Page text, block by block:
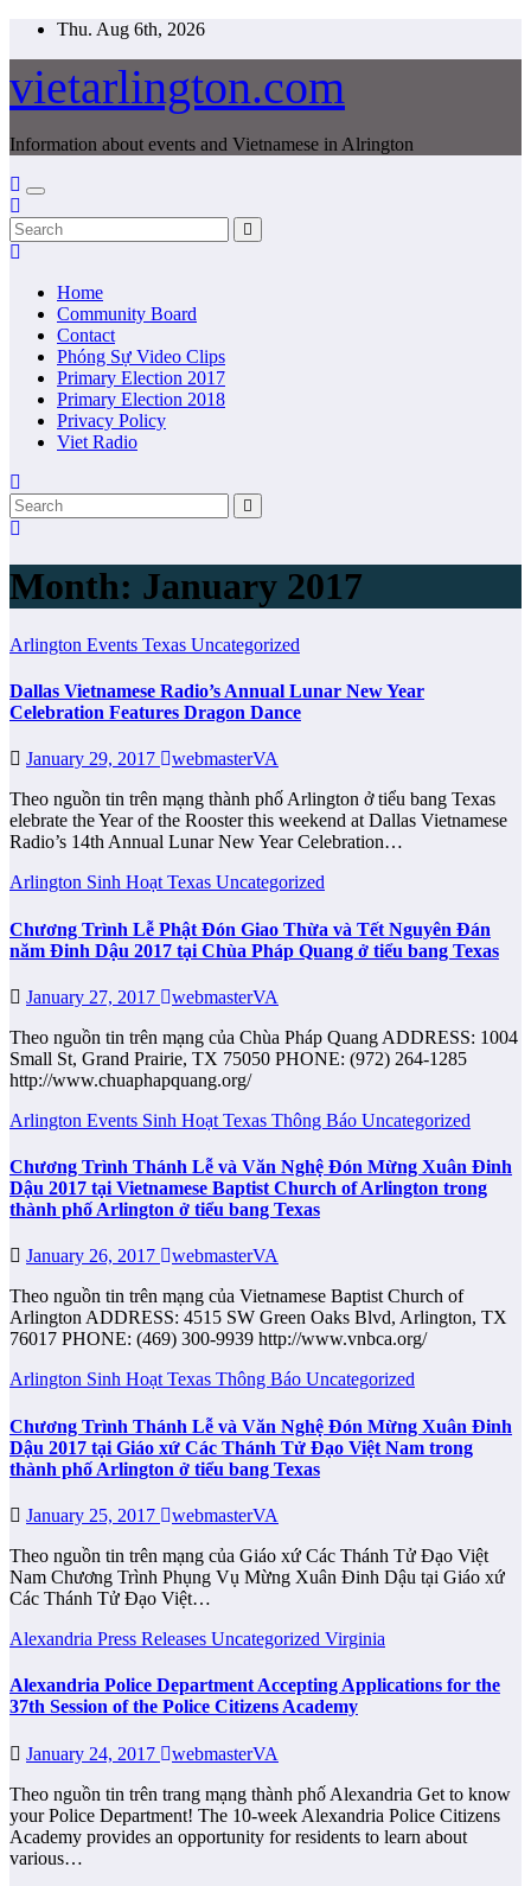
Skip
content
Thu. Aug 6th, 2026
vietarlington.com
Information about events and Vietnamese in Alrington
Home
Community Board
Contact
Phóng Sự Video Clips
Primary Election 2017
Primary Election 2018
Privacy Policy
Viet Radio
Month: January 2017
Arlington Events Texas Uncategorized
Dallas Vietnamese Radio’s Annual Lunar New Year
Celebration Features Dragon Dance
January 29, 2017
webmasterVA
Theo nguồn tin trên mạng thành phố Arlington ở tiểu bang Texas
elebrate the Year of the Rooster this weekend at Dallas Vietnamese
Radio’s 14th Annual Lunar New Year Celebration…
Arlington Sinh HoạtTexas Uncategorized
Chương Trình Lễ Phật Đón Giao Thừa và Tết Nguyên Đán
năm Đinh Dậu 2017 tại Chùa Pháp Quang ở tiểu bang Texas
January 27, 2017
webmasterVA
Theo nguồn tin trên mạng của Chùa Pháp Quang ADDRESS: 1004
Small St, Grand Prairie, TX 75050 PHONE: (972) 264-1285
http://www.chuaphapquang.org/
Arlington Events Sinh Hoạt Texas Thông Báo Uncategorized
Chương Trình Thánh Lễ và Văn Nghệ Đón Mừng Xuân Đinh
Dậu 2017 tại Vietnamese Baptist Church of Arlington trong
thành phố Arlington ở tiểu bang Texas
January 26, 2017
webmasterVA
Theo nguồn tin trên mạng của Vietnamese Baptist Church of
Arlington ADDRESS: 4515 SW Green Oaks Blvd, Arlington, TX
76017 PHONE: (469) 300-9939 http://www.vnbca.org/
Arlington Sinh HoạtTexas Thông Báo Uncategorized
Chương Trình Thánh Lễ và Văn Nghệ Đón Mừng Xuân Đinh
Dậu 2017 tại Giáo xứ Các Thánh Tử Đạo Việt Nam trong
thành phố Arlington ở tiểu bang Texas
January 25, 2017
webmasterVA
Theo nguồn tin trên mạng của Giáo xứ Các Thánh Tử Đạo Việt
Nam Chương Trình Phụng Vụ Mừng Xuân Đinh Dậu tại Giáo xứ
Các Thánh Tử Đạo Việt…
Alexandria Press Releases Uncategorized Virginia
Alexandria Police Department Accepting Applications for the
37th Session of the Police Citizens Academy
January 24, 2017
webmasterVA
Theo nguồn tin trên trang mạng thành phố Alexandria Get to know
your Police Department! The 10-week Alexandria Police Citizens
Academy provides an opportunity for residents to learn about
various…